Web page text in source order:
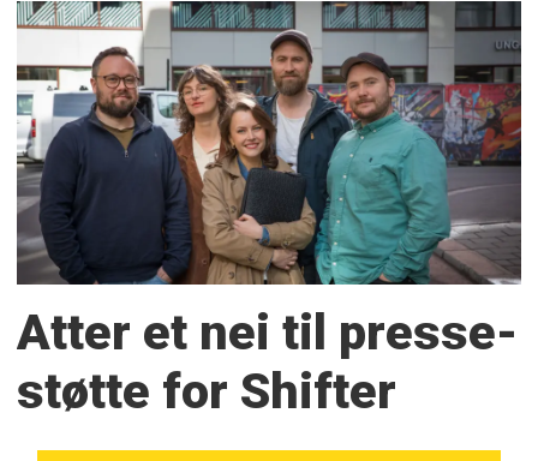
Atter et nei til presse­
støtte for Shifter